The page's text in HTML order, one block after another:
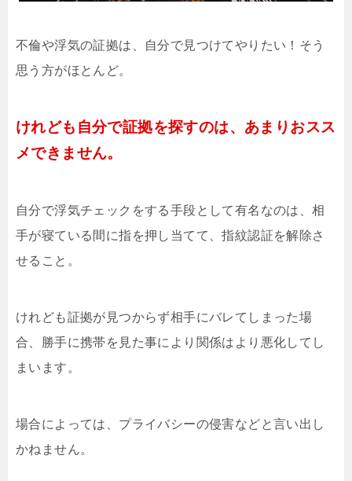
不倫や浮気の証拠は、自分で見つけてやりたい！そう
思う方がほとんど。
けれども自分で証拠を探すのは、あまりおスス
メできません。
自分で浮気チェックをする手段として有名なのは、相
手が寝ている間に指を押し当てて、指紋認証を解除さ
せること。
けれども証拠が見つからず相手にバレてしまった場
合、勝手に携帯を見た事により関係はより悪化してし
まいます。
場合によっては、プライバシーの侵害などと言い出し
かねません。